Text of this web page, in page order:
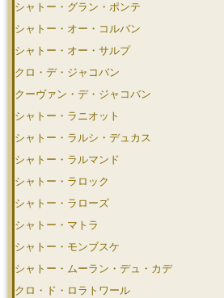
シャトー・グラン・ポンテ
シャトー・オー・コルバン
シャトー・オー・サルプ
クロ・デ・ジャコバン
クーヴァン・デ・ジャコバン
シャトー・ラニオット
シャトー・ラルシ・デュカス
シャトー・ラルマンド
シャトー・ラロック
シャトー・ラローズ
シャトー・マトラ
シャトー・モンブスケ
シャトー・ムーラン・デュ・カデ
クロ・ド・ロラトワール